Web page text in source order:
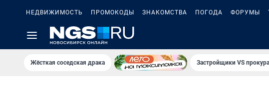
НЕДВИЖИМОСТЬ ПРОМОКОДЫ ЗНАКОМСТВА ПОГОДА ФОРУМЫ
Жёсткая соседская драка Застройщики VS